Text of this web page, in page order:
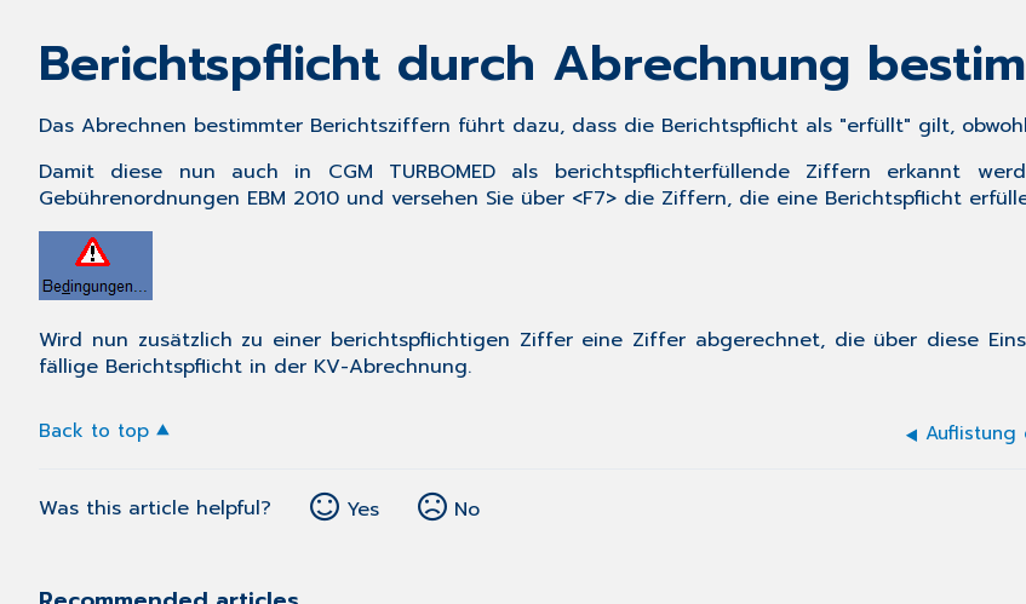
Berichtspflicht durch Abrechnung
Das Abrechnen bestimmter Berichtsziffern führt dazu, dass die Berichtspflicht als "erfüllt" gilt,
Damit diese nun auch in CGM TURBOMED als berichtspflichterfüllende Ziffern erkannt
Gebührenordnungen EBM 2010 und versehen Sie über <F7> die Ziffern, die eine Berichtspflicht
Wird nun zusätzlich zu einer berichtspflichtigen Ziffer eine Ziffer abgerechnet, die über diese
fällige Berichtspflicht in der KV-Abrechnung.
Back to top Auflistung
Was this article helpful? Yes No